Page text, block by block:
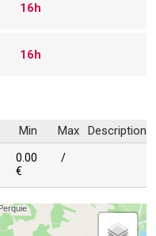
16h
16h
Min Max Description
0.00
€
/